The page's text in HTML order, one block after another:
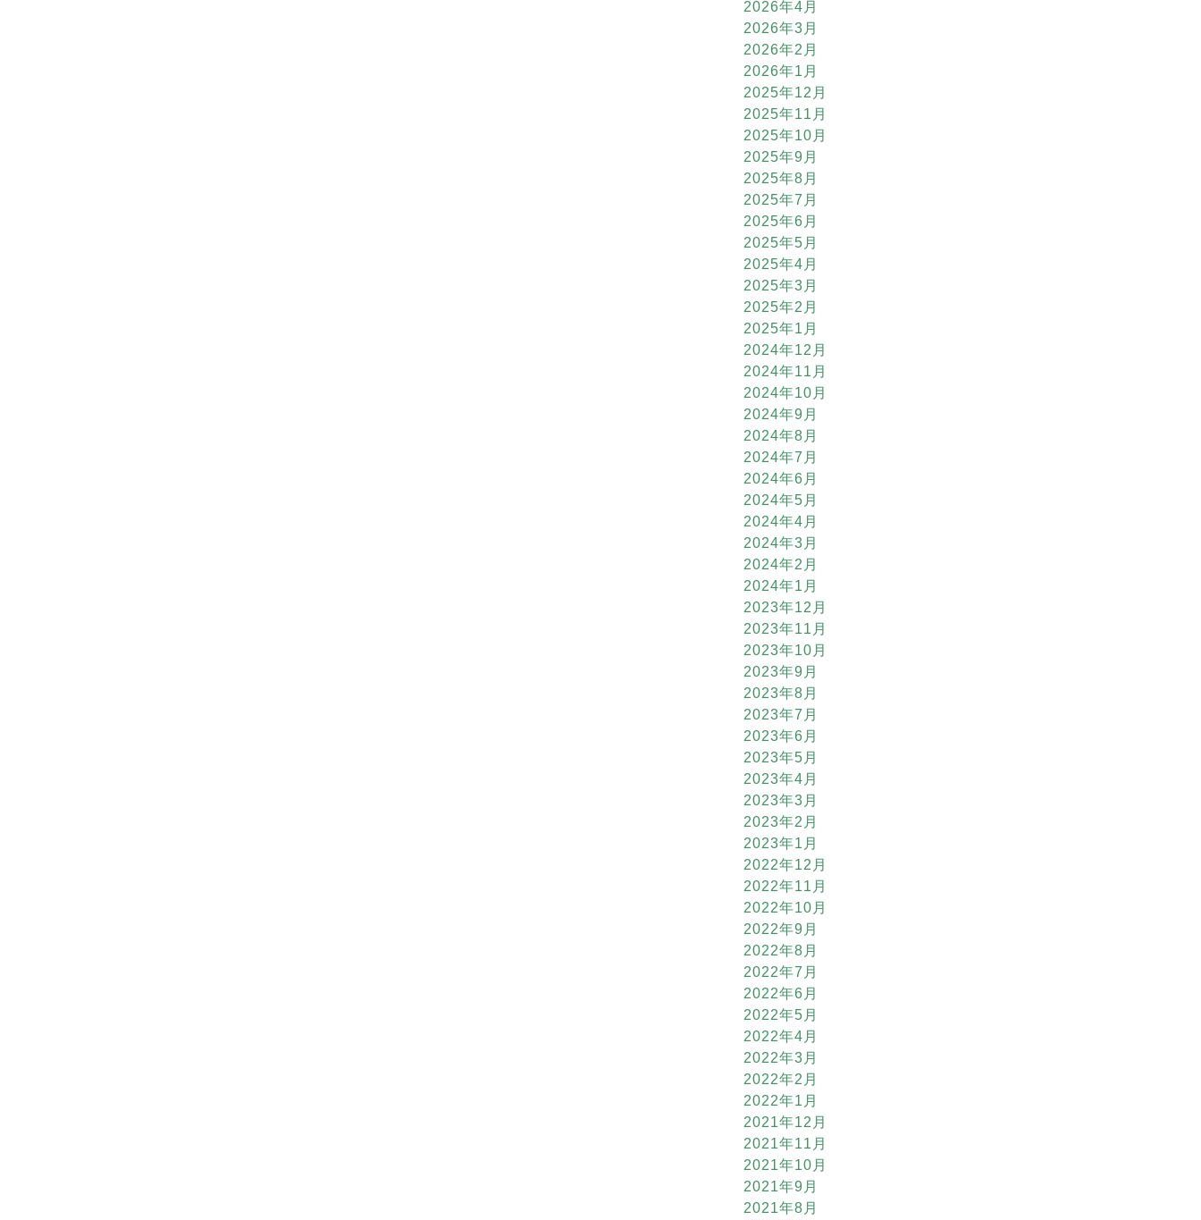
2026年4月
2026年3月
2026年2月
2026年1月
2025年12月
2025年11月
2025年10月
2025年9月
2025年8月
2025年7月
2025年6月
2025年5月
2025年4月
2025年3月
2025年2月
2025年1月
2024年12月
2024年11月
2024年10月
2024年9月
2024年8月
2024年7月
2024年6月
2024年5月
2024年4月
2024年3月
2024年2月
2024年1月
2023年12月
2023年11月
2023年10月
2023年9月
2023年8月
2023年7月
2023年6月
2023年5月
2023年4月
2023年3月
2023年2月
2023年1月
2022年12月
2022年11月
2022年10月
2022年9月
2022年8月
2022年7月
2022年6月
2022年5月
2022年4月
2022年3月
2022年2月
2022年1月
2021年12月
2021年11月
2021年10月
2021年9月
2021年8月